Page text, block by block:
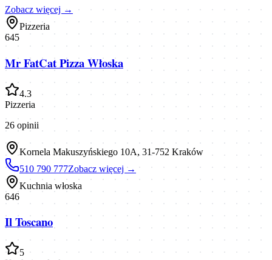
Zobacz więcej →
Pizzeria
645
Mr FatCat Pizza Włoska
4.3
Pizzeria
26 opinii
Kornela Makuszyńskiego 10A, 31-752 Kraków
510 790 777Zobacz więcej →
Kuchnia włoska
646
Il Toscano
5